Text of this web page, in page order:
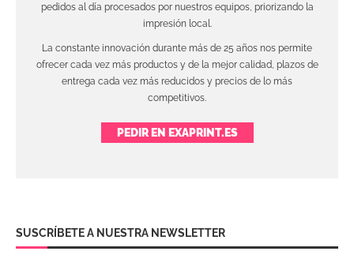
pedidos al día procesados por nuestros equipos, priorizando la
impresión local.
La constante innovación durante más de 25 años nos permite
ofrecer cada vez más productos y de la mejor calidad, plazos de
entrega cada vez más reducidos y precios de lo más
competitivos.
PEDIR EN EXAPRINT.ES
SUSCRÍBETE A NUESTRA NEWSLETTER